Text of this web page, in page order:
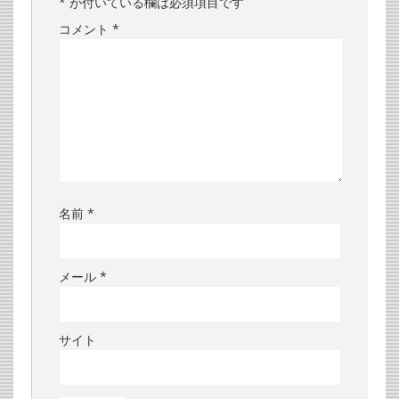
コメント *
名前 *
メール *
サイト